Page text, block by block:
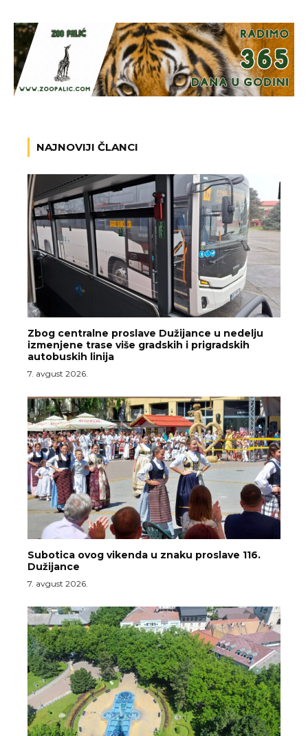
NAJNOVIJI ČLANCI
Zbog centralne proslave Dužijance u nedelju
izmenjene trase više gradskih i prigradskih
autobuskih linija
7. avgust 2026.
Subotica ovog vikenda u znaku proslave 116.
Dužijance
7. avgust 2026.